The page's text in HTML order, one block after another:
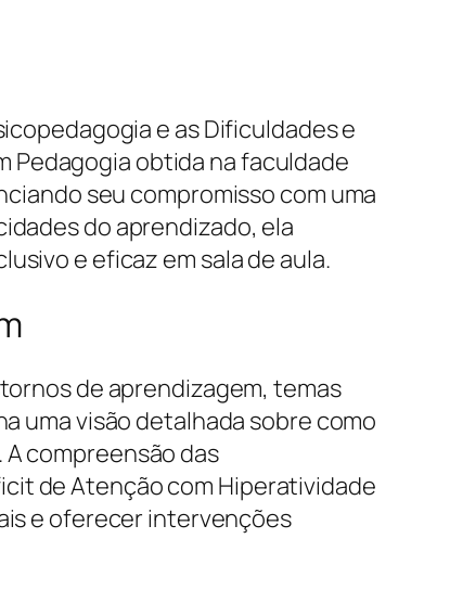
e as Dificuldades e
Pedagogia obtida na faculdade
seu compromisso com uma
do aprendizado, ela
e eficaz em sala de aula.
de aprendizagem, temas
uma visão detalhada sobre como
compreensão das
de Atenção com Hiperatividade
e oferecer intervenções